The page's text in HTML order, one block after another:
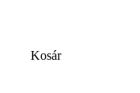
Kosár